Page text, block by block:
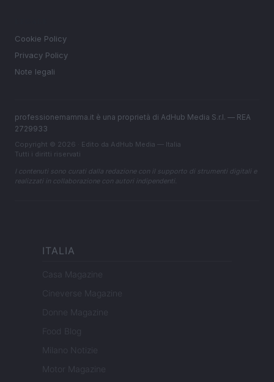
Cookie Policy
Privacy Policy
Note legali
professionemamma.it è una proprietà di AdHub Media S.r.l. — REA
2729933
Copyright © 2026 · Edito da AdHub Media — Italia
Tutti i diritti riservati
I contenuti sono curati dalla redazione con il supporto di strumenti digitali e
realizzati in collaborazione con autori indipendenti.
ITALIA
Casa Magazine
Cineverse Magazine
Donne Magazine
Food Blog
Milano Notizie
Motor Magazine